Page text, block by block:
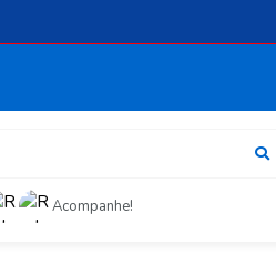
Acompanhe!